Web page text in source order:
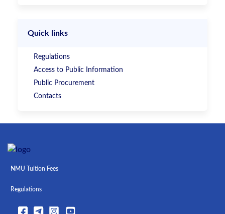
Quick links
Regulations
Access to Public Information
Public Procurement
Contacts
NMU Tuition Fees
Regulations